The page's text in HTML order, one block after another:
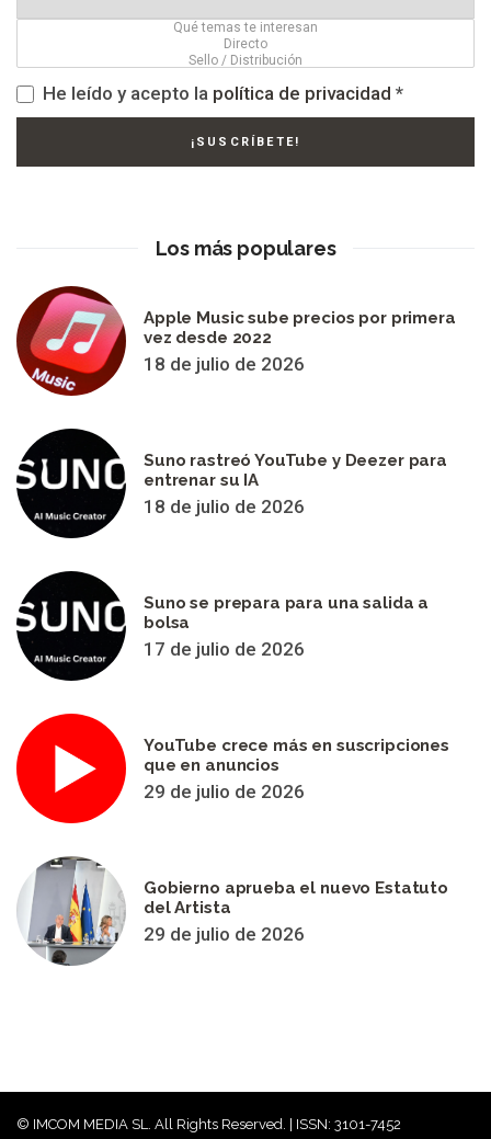
He leído y acepto la política de privacidad *
Los más populares
Apple Music sube precios por primera
vez desde 2022
18 de julio de 2026
Suno rastreó YouTube y Deezer para
entrenar su IA
18 de julio de 2026
Suno se prepara para una salida a
bolsa
17 de julio de 2026
YouTube crece más en suscripciones
que en anuncios
29 de julio de 2026
Gobierno aprueba el nuevo Estatuto
del Artista
29 de julio de 2026
© IMCOM MEDIA SL. All Rights Reserved. | ISSN: 3101-7452